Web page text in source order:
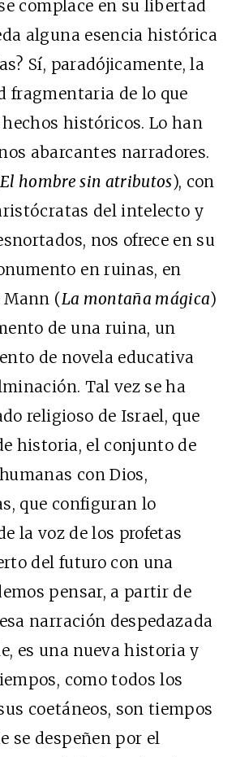
complace en su libertad
alguna esencia histórica
Sí, paradójicamente, la
fragmentaria de lo que
históricos. Lo han
abarcantes narradores.
El hombre sin atributos), con
del intelecto y
nos ofrece en su
en ruinas, en
(La montaña mágica)
de una ruina, un
de novela educativa
Tal vez se ha
religioso de Israel, que
historia, el conjunto de
con Dios,
que configuran lo
la voz de los profetas
del futuro con una
pensar, a partir de
narración despedazada
es una nueva historia y
como todos los
coetáneos, son tiempos
se despeñen por el